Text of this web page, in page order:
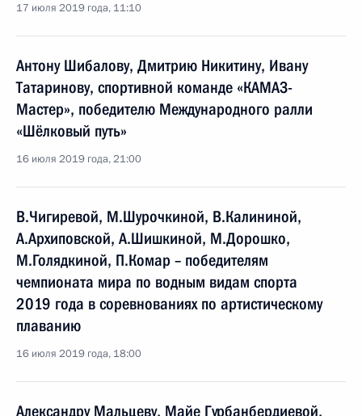
17 июля 2019 года, 11:10
Антону Шибалову, Дмитрию Никитину, Ивану
Татаринову, спортивной команде «КАМАЗ-
Мастер», победителю Международного ралли
«Шёлковый путь»
16 июля 2019 года, 21:00
В.Чигиревой, М.Шурочкиной, В.Калининой,
А.Архиповской, А.Шишкиной, М.Дорошко,
М.Голядкиной, П.Комар – победителям
чемпионата мира по водным видам спорта
2019 года в соревнованиях по артистическому
плаванию
16 июля 2019 года, 18:00
Александру Мальцеву, Майе Гурбанбердиевой,